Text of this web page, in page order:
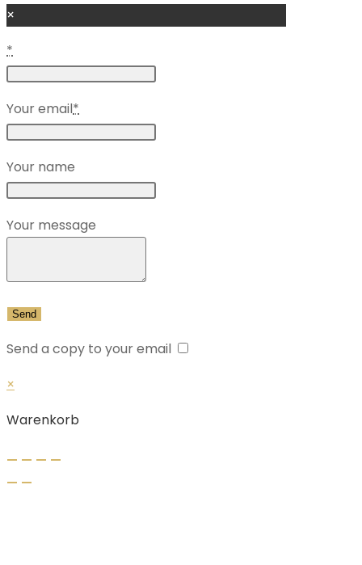
×
*
Your email*
Your name
Your message
Send a copy to your email
×
Warenkorb